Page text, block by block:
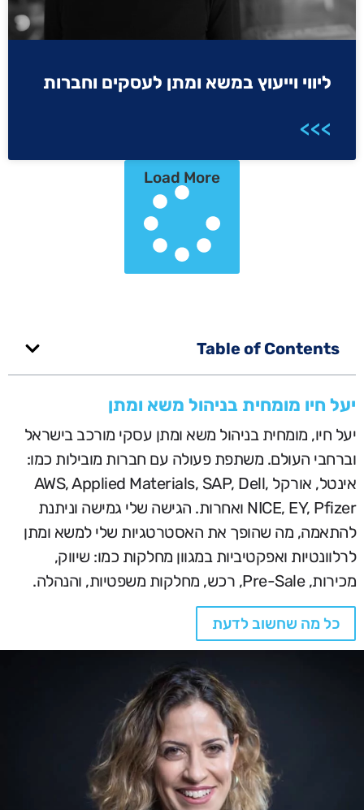
ליווי וייעוץ במשא ומתן לעסקים וחברות
>>>
Load More
Table of Contents
יעל חיו מומחית בניהול משא ומתן
יעל חיו, מומחית בניהול משא ומתן עסקי מורכב בישראל
וברחבי העולם. משתפת פעולה עם חברות מובילות כמו:
אינטל, אורקל AWS, Applied Materials, SAP, Dell,
NICE, EY, Pfizer ואחרות. הגישה שלי גמישה וניתנת
להתאמה, מה שהופך את האסטרטגיות שלי למשא ומתן
לרלוונטיות ואפקטיביות במגוון מחלקות כמו: שיווק,
מכירות, Pre-Sale, רכש, מחלקות משפטיות, והנהלה.
כל מה שחשוב לדעת